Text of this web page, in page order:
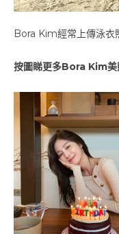
Bora Kim經常上傳泳衣
按圖睇更多Bora Kim美